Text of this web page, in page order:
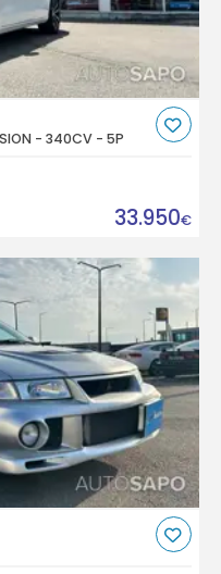
- 340CV - 5P
33.950€